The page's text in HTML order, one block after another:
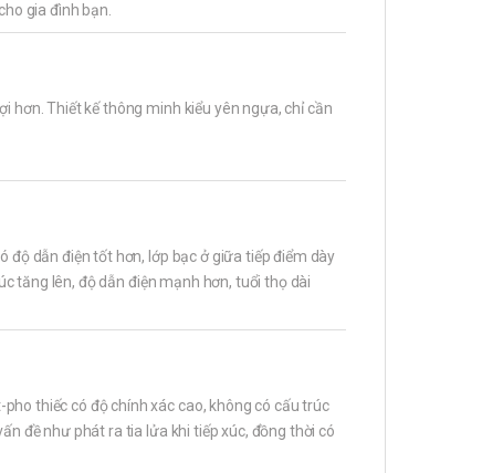
gia đình bạn.
hơn. Thiết kế thông minh kiểu yên ngựa, chỉ cần
độ dẫn điện tốt hơn, lớp bạc ở giữa tiếp điểm dày
tăng lên, độ dẫn điện mạnh hơn, tuổi thọ dài
thiếc có độ chính xác cao, không có cấu trúc
đề như phát ra tia lửa khi tiếp xúc, đồng thời có